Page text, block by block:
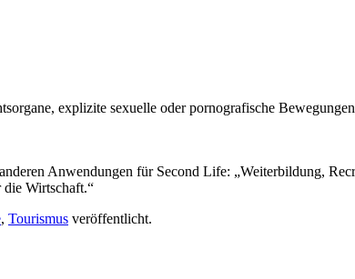
explizite sexuelle oder pornografische
Anwendungen für Second Life: „Weiterbildung,
Wirtschaft.“
, Tourismus veröffentlicht.